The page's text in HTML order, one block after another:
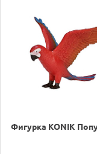
Фигурка KONIK